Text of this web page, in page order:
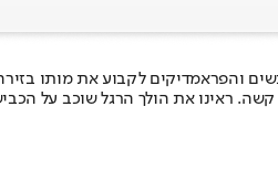
והפראמדיקים לקבוע את מותו
ראינו את הולך הרגל שוכב על